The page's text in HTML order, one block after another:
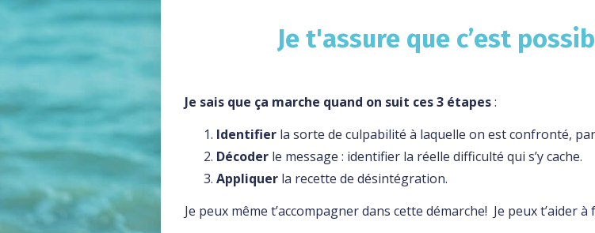
Je t'assure que c’est
Je sais que ça marche quand on suit ces 3 étapes:
Identifier la sorte de culpabilité à laquelle on est confronté,
Décoder le message : identifier la réelle difficulté qui s’y cache.
Appliquer la recette de désintégration.
Je peux même t’accompagner dans cette démarche! Je peux t’aider